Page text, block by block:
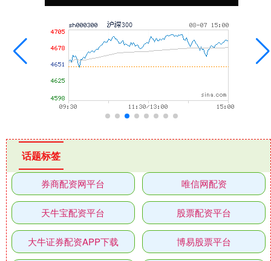
话题标签
券商配资网平台 唯信网配资
天牛宝配资平台 股票配资平台
大牛证券配资APP下载 博易股票平台